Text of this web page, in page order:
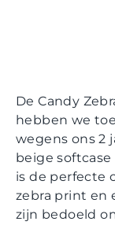
De Candy
hebben we
wegens ons 2
beige
is de perfecte
zebra print en
zijn bedoeld